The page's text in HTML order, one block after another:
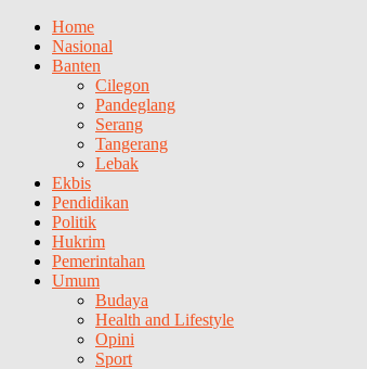
Home
Nasional
Banten
Cilegon
Pandeglang
Serang
Tangerang
Lebak
Ekbis
Pendidikan
Politik
Hukrim
Pemerintahan
Umum
Budaya
Health and Lifestyle
Opini
Sport